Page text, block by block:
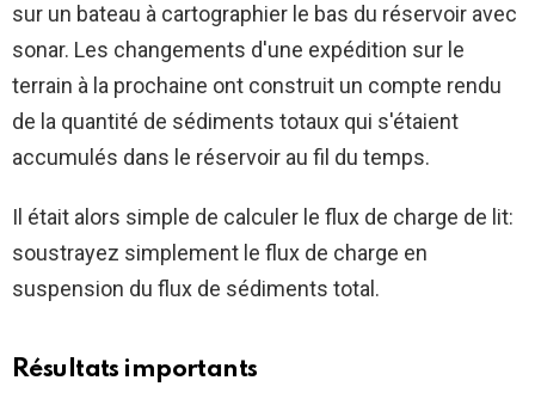
sur un bateau à cartographier le bas du réservoir avec
sonar. Les changements d'une expédition sur le
terrain à la prochaine ont construit un compte rendu
de la quantité de sédiments totaux qui s'étaient
accumulés dans le réservoir au fil du temps.
Il était alors simple de calculer le flux de charge de lit:
soustrayez simplement le flux de charge en
suspension du flux de sédiments total.
Résultats importants